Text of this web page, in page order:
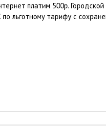
платим 500р.
льготному тарифу с